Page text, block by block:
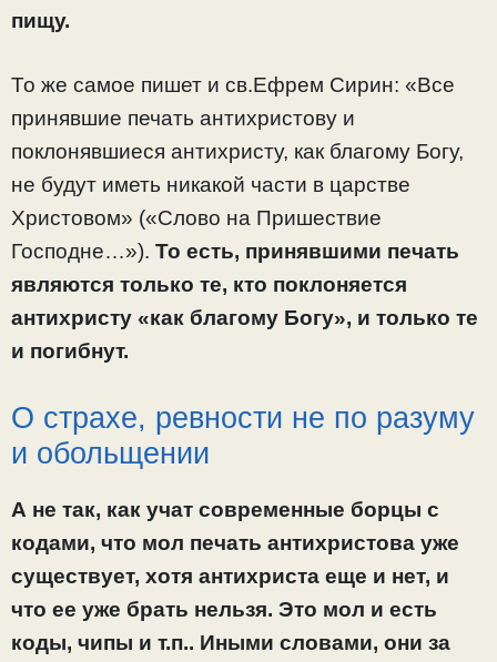
пищу.
То же самое пишет и св.Ефрем Сирин: «Все
принявшие печать антихристову и
поклонявшиеся антихристу, как благому Богу,
не будут иметь никакой части в царстве
Христовом» («Слово на Пришествие
Господне…»). То есть, принявшими печать
являются только те, кто поклоняется
антихристу «как благому Богу», и только те
и погибнут.
О страхе, ревности не по разуму
и обольщении
А не так, как учат современные борцы с
кодами, что мол печать антихристова уже
существует, хотя антихриста еще и нет, и
что ее уже брать нельзя. Это мол и есть
коды, чипы и т.п.. Иными словами, они за